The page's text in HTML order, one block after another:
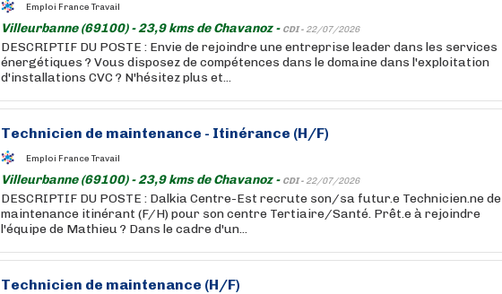
Emploi France Travail
Villeurbanne (69100) - 23,9 kms de Chavanoz - CDI - 22/07/2026
DESCRIPTIF DU POSTE : Envie de rejoindre une entreprise leader dans les services
énergétiques ? Vous disposez de compétences dans le domaine dans l'exploitation
d'installations CVC ? N'hésitez plus et...
Technicien de maintenance - Itinérance (H/F)
Emploi France Travail
Villeurbanne (69100) - 23,9 kms de Chavanoz - CDI - 22/07/2026
DESCRIPTIF DU POSTE : Dalkia Centre-Est recrute son/sa futur.e Technicien.ne de
maintenance itinérant (F/H) pour son centre Tertiaire/Santé. Prêt.e à rejoindre
l'équipe de Mathieu ? Dans le cadre d'un...
Technicien de maintenance (H/F)